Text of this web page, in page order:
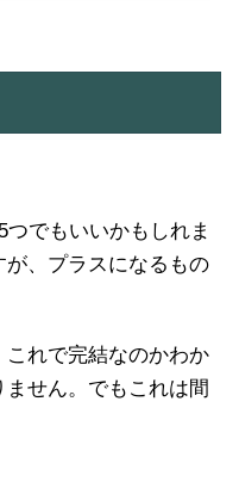
でもいいかもしれま
、プラスになるもの
れで完結なのかわか
せん。でもこれは間